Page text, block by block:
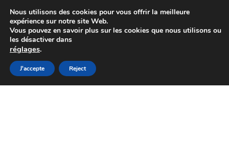
Colissimo livraison à partir de 7 EUR
Du lundi au vendredi de 9 h à 16 h
Aller
à
Aller
au
Nous utilisons des cookies pour vous offrir la meilleure
expérience sur notre site Web.
Vous pouvez en savoir plus sur les cookies que nous utilisons ou
les désactiver dans
réglages.
J'accepte Reject